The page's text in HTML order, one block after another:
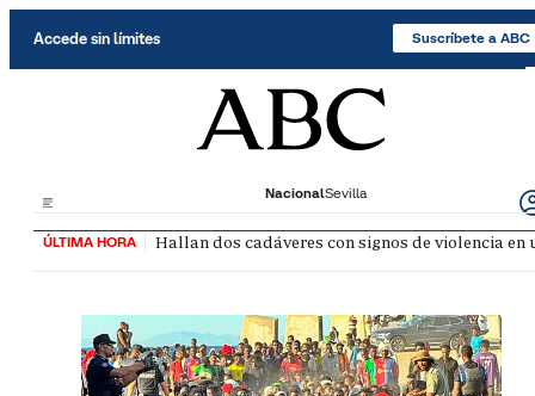
Accede sin límites Suscríbete a ABC
NacionalSevilla
ÚLTIMA HORA Hallan dos cadáveres con signos de violencia